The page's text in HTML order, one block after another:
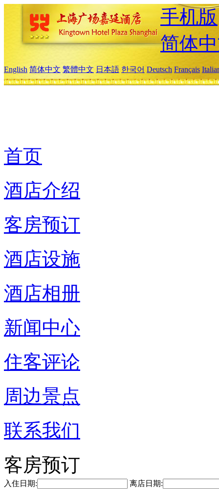
手机版
简体
English 简体中文 繁體中文 日本語 한국어 Deutsch Français
首页
酒店介绍
客房预订
酒店设施
酒店相册
新闻中心
住客评论
周边景点
联系我们
客房预订
入住日期: 离店日期: